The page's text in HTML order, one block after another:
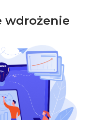
wdrożenie